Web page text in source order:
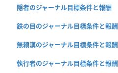
隠者のジャーナル目標条件と報酬
鉄の目のジャーナル目標条件と報酬
無頼漢のジャーナル目標条件と報酬
執行者のジャーナル目標条件と報酬